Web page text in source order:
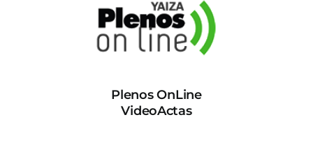
Plenos OnLine
VideoActas